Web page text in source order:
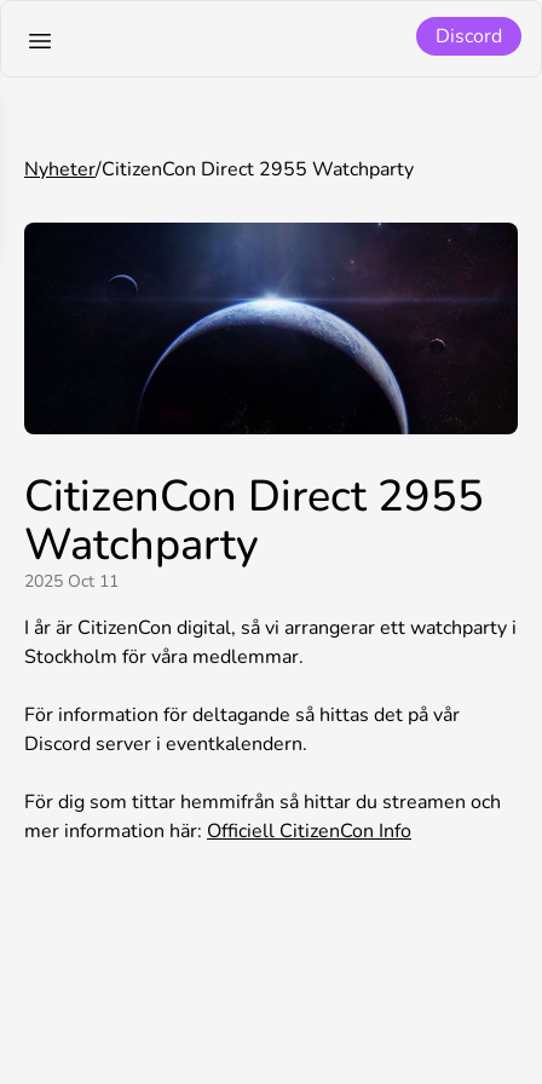
Discord
Nyheter/CitizenCon Direct 2955 Watchparty
CitizenCon Direct 2955
Watchparty
2025 Oct 11
I år är CitizenCon digital, så vi arrangerar ett watchparty i
Stockholm för våra medlemmar.
För information för deltagande så hittas det på vår
Discord server i eventkalendern.
För dig som tittar hemmifrån så hittar du streamen och
mer information här: Officiell CitizenCon Info